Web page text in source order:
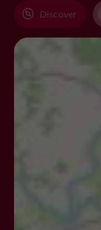
Discover